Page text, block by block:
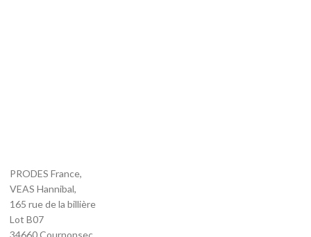
PRODES France,
VEAS Hannibal,
165 rue de la billière
Lot B07
34660 Cournonsec